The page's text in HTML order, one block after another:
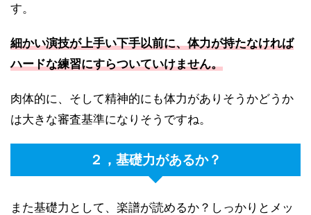
す。
細かい演技が上手い下手以前に、体力が持たなければ
ハードな練習にすらついていけません。
肉体的に、そして精神的にも体力がありそうかどうか
は大きな審査基準になりそうですね。
２，基礎力があるか？
また基礎力として、楽譜が読めるか？しっかりとメッ